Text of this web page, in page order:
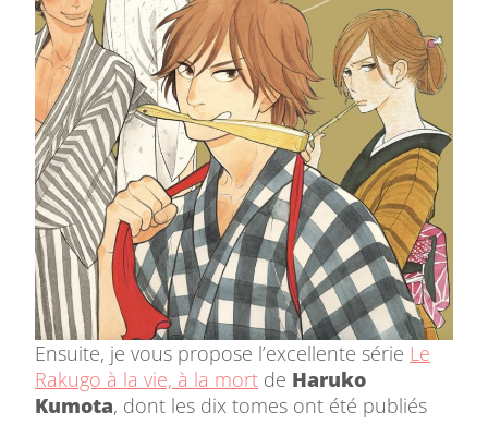
Ensuite, je vous propose l’excellente série Le
Rakugo à la vie, à la mort de Haruko
Kumota, dont les dix tomes ont été publiés